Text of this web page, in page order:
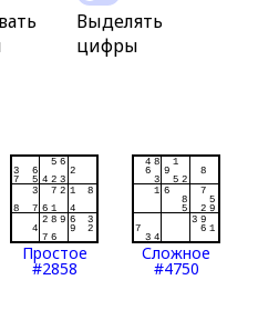
Выделять
цифры
Простое
#2858
Сложное
#4750